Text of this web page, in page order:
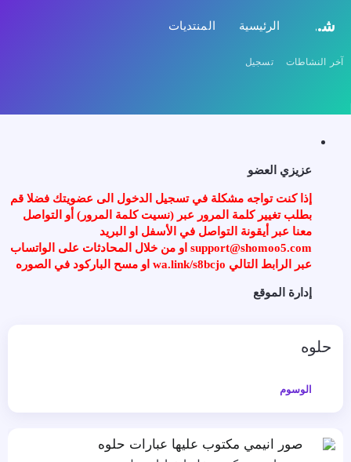
شموخ الرئيسية المنتديات
آخر النشاطات تسجيل
عزيزي العضو
إذا كنت تواجه مشكلة في تسجيل الدخول الى عضويتك فضلا قم
بطلب تغيير كلمة المرور عبر (نسيت كلمة المرور) أو التواصل
معنا عبر أيقونة التواصل في الأسفل او البريد
support@shomoo5.com او من خلال المحادثات على الواتساب
عبر الرابط التالي wa.link/s8bcjo او مسح الباركود في الصوره
إدارة الموقع
حلوه
الوسوم
صور انيمي مكتوب عليها عبارات حلوه